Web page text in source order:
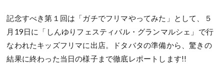
記念すべき第１回は「ガチでフリマやってみた」として、５
月19日に「しんゆりフェスティバル・グランマルシェ」で行
なわれたキッズフリマに出店。ドタバタの準備から、驚きの
結果に終わった当日の様子まで徹底レポートします!!